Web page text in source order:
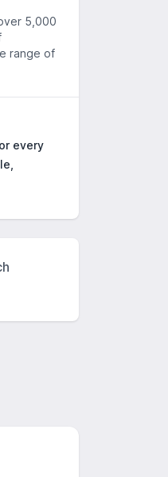
5,000
range of
every